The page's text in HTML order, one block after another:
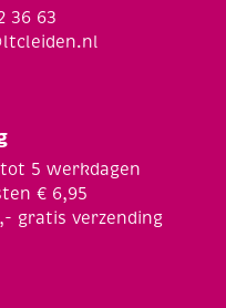
36 63
5 werkdagen
€ 6,95
gratis verzending